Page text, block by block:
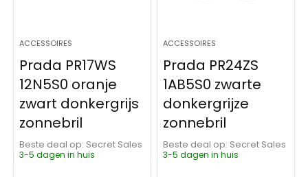
ACCESSOIRES
Prada PR17WS
12N5S0 oranje
zwart donkergrijs
zonnebril
Beste deal op:
Secret Sales
3-5 dagen in huis
ACCESSOIRES
Prada PR24ZS
1AB5S0 zwarte
donkergrijze
zonnebril
Beste deal op:
Secret Sales
3-5 dagen in huis